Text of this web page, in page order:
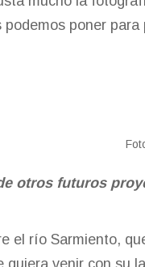
podemos poner
otros futuros
el río Sarmiento,
quiera venir con su